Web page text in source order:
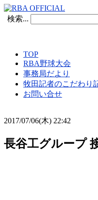
検索...
TOP
RBA野球大会
事務局だより
牧田記者のこだわり
お問い合せ
2017/07/06(木) 22:42
長谷工グループ